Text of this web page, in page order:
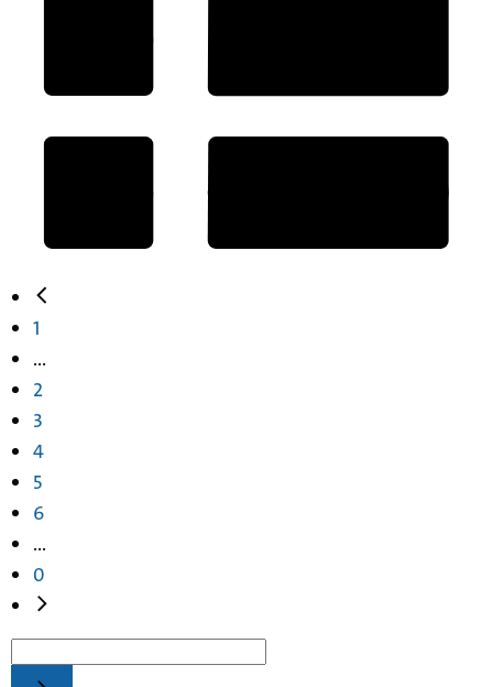
1
...
2
3
4
5
6
...
0